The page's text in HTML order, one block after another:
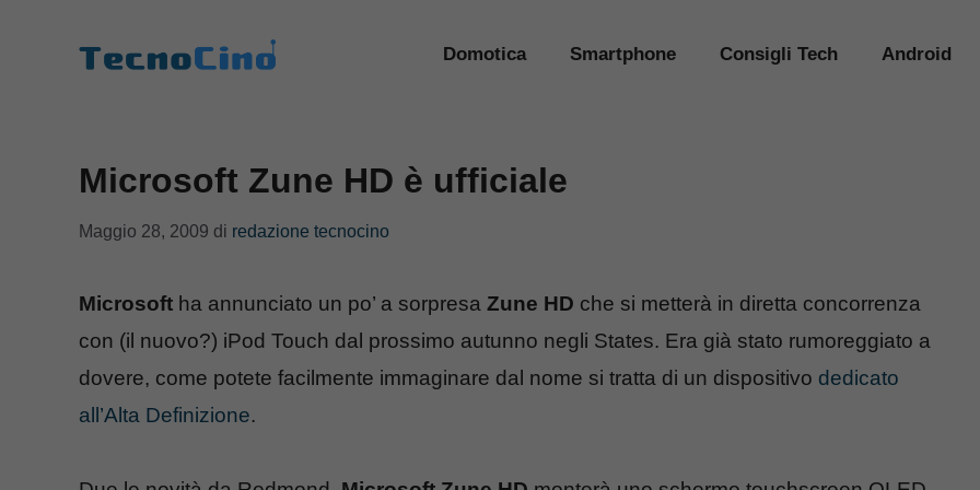
Domotica Smartphone Consigli Tech Android
Microsoft Zune HD è ufficiale
Maggio 28, 2009 di redazione tecnocino
Microsoft ha annunciato un po’ a sorpresa Zune HD che si metterà in diretta concorrenza
con (il nuovo?) iPod Touch dal prossimo autunno negli States. Era già stato rumoreggiato a
dovere, come potete facilmente immaginare dal nome si tratta di un dispositivo dedicato
all’Alta Definizione.